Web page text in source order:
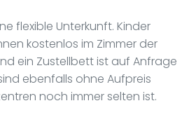
flexible Unterkunft. Kinder
kostenlos im Zimmer der
ein Zustellbett ist auf Anfrage
ebenfalls ohne Aufpreis
noch immer selten ist.